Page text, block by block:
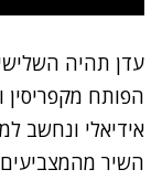
עדן תהיה
הפותח
אידיאלי ונחשב